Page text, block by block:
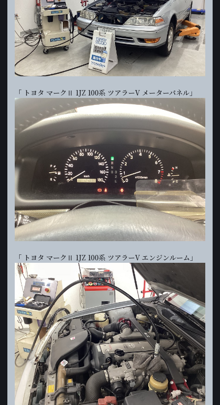
「 トヨタ マークⅡ 1JZ 100系 ツアラーV メーターパネル」
「 トヨタ マークⅡ 1JZ 100系 ツアラーV エンジンルーム」